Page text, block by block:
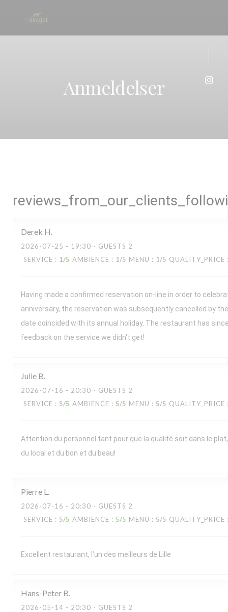
Anmeldelser
Derek H
2026-07-25 - 19:30 - GUESTS 2
SERVICE : 1/5 AMBIENCE : 1/5 MENU : 1/5 QUALITY_PRICE
Having made a confirmed reservation on-line in order to
anniversary, the reservation was subsequently cancelled by
date coincided with its annual holiday. The restaurant has
feedback on the service we didn't get!
Julie B
2026-07-16 - 20:30 - GUESTS 2
SERVICE : 5/5 AMBIENCE : 5/5 MENU : 5/5 QUALITY_PRICE
Attention du personnel tant pour que la qualité soit dans le
du local et du bon et du beau!
Pierre L
2026-07-16 - 20:30 - GUESTS 2
SERVICE : 5/5 AMBIENCE : 5/5 MENU : 5/5 QUALITY_PRICE
Excellent restaurant, l’un des meilleurs de Lille
Hans-Peter B
2026-05-14 - 20:30 - GUESTS 2